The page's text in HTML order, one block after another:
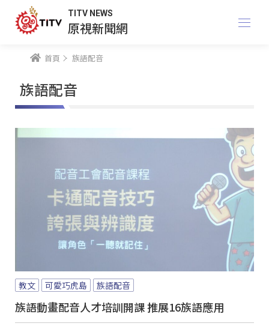
TITV NEWS
原視新聞網
首頁 族語配音
族語配音
教文 可愛巧虎島 族語配音
族語動畫配音人才培訓開課 推展16族語應用